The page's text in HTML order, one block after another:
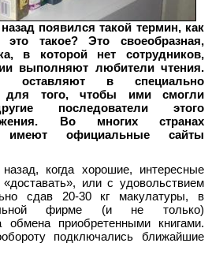
появился такой термин, как
такое? Это своеобразная,
в которой нет сотрудников,
выполняют любители чтения.
оставляют в специально
для того, чтобы ими смогли
последователи этого
Во многих странах
официальные сайты
когда хорошие, интересные
или с удовольствием
сдав 20-30
кг макулатуры, в
фирме (и не только)
обмена приобретенными книгами.
подключались ближайшие